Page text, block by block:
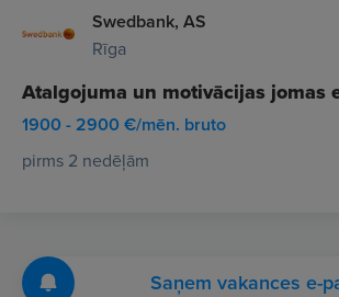
Swedbank, AS
Rīga
Atalgojuma un motivācijas jomas
1900 - 2900 €/mēn. bruto
pirms 2 nedēļām
Saņem vakances e-